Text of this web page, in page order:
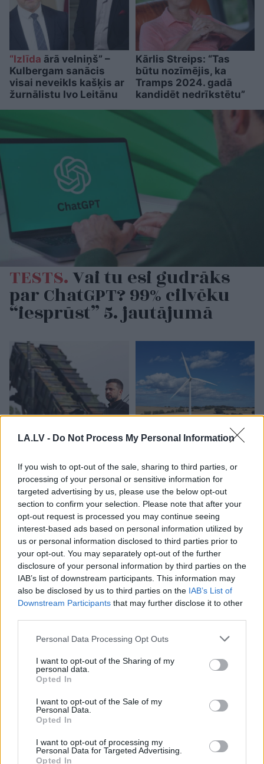
LA.LV - Do Not Process My Personal Information
If you wish to opt-out of the sale, sharing to third parties, or
processing of your personal or sensitive information for
targeted advertising by us, please use the below opt-out
section to confirm your selection. Please note that after your
opt-out request is processed you may continue seeing
interest-based ads based on personal information utilized by
us or personal information disclosed to third parties prior to
your opt-out. You may separately opt-out of the further
disclosure of your personal information by third parties on the
IAB’s list of downstream participants. This information may
also be disclosed by us to third parties on the IAB’s List of
Downstream Participants that may further disclose it to other
Please note that this website/app uses one or more Google
not limited to your visit or usage behaviour. You may click to
grant or deny consent to Google and its third-party tags to
use your data for below specified purposes in below Google
consent section.
Personal Data Processing Opt Outs
I want to opt-out of the Sharing of my
personal data.
Opted In
I want to opt-out of the Sale of my
Personal Data.
Opted In
I want to opt-out of processing my
Personal Data for Targeted Advertising.
Opted In
“Izlīda ārā velniņš” –
Kulbergam sanācis
visai neveikls kašķis ar
žurnālistu Ivo Leitānu
Kārlis Streips: “Tas
būtu nozīmējis, ka
Tramps 2024. gadā
kandidēt nedrīkstētu”
TESTS.Vai tu esi gudrāks
par ChatGPT? 99% cilvēku
“iesprūst” 5. jautājumā
kas viņus satrauc?
“K2 Ventum” vēja parka
gremdēšana liek domāt
par nedrošu valsti
Kartupeļuhoroskops: ko
par tevi liecina tavs
mīļākais kartupeļu ēdiens?